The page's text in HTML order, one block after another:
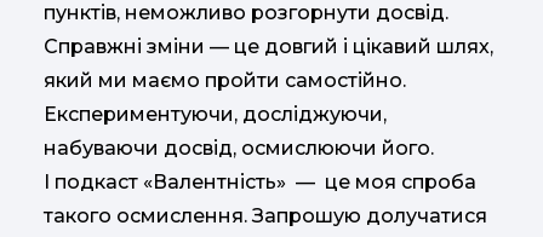
пунктів, неможливо розгорнути досвід.
Справжні зміни — це довгий і цікавий шлях,
який ми маємо пройти самостійно.
Експериментуючи, досліджуючи,
набуваючи досвід, осмислюючи його.
І подкаст «Валентність» — це моя спроба
такого осмислення. Запрошую долучатися